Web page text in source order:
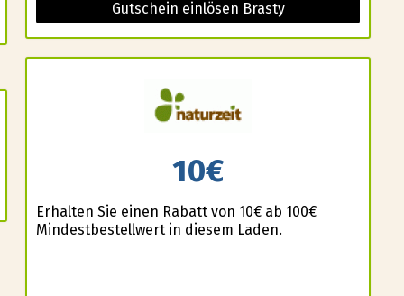
Gutschein einlösen Brasty
10€
Erhalten Sie einen Rabatt von 10€ ab 100€
Mindestbestellwert in diesem Laden.